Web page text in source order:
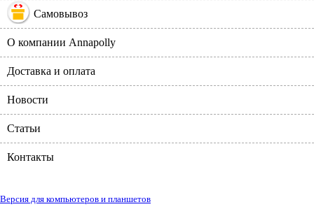
Самовывоз
О компании Annapolly
Доставка и оплата
Новости
Статьи
Контакты
Версия для компьютеров и планшетов